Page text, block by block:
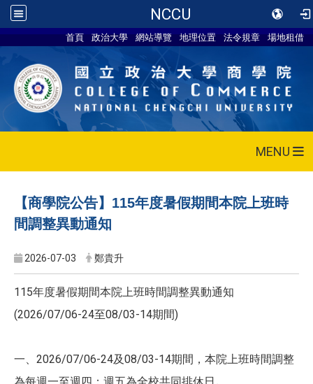
NCCU
首頁 政治大學 網站導覽 地理位置 法令規章 場地租借
MENU
【商學院公告】115年度暑假期間本院上班時
間調整異動通知
2026-07-03 鄭貴升
115年度暑假期間本院上班時間調整異動通知
(2026/07/06-24至08/03-14期間)
一、2026/07/06-24及08/03-14期間，本院上班時間調整